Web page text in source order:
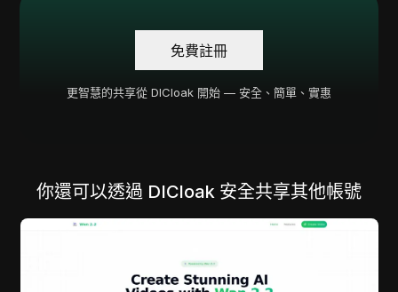
免費註冊
更智慧的共享從 DICloak 開始 — 安全、簡單、實惠
你還可以透過 DICloak 安全共享其他帳號